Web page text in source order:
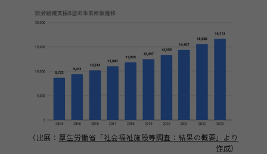
（出展： 厚生労働省「社会福祉施設等調査：結果の概要」より
作成）